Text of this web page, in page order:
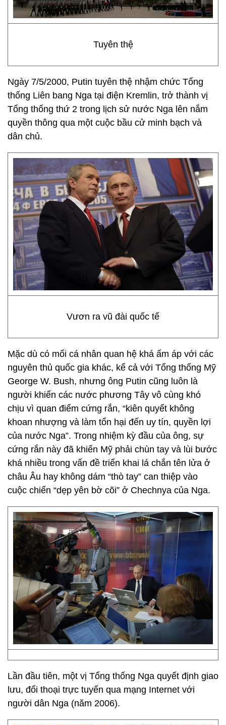
Tuyên thệ
Ngày 7/5/2000, Putin tuyên thệ nhậm chức Tổng
thống Liên bang Nga tại điện Kremlin, trở thành vị
Tổng thống thứ 2 trong lịch sử nước Nga lên nắm
quyền thông qua một cuộc bầu cử minh bạch và
dân chủ.
Vươn ra vũ đài quốc tế
Mặc dù có mối cá nhân quan hệ khá ấm áp với các
nguyên thủ quốc gia khác, kể cả với Tổng thống Mỹ
George W. Bush, nhưng ông Putin cũng luôn là
người khiến các nước phương Tây vô cùng khó
chịu vì quan điểm cứng rắn, “kiên quyết không
khoan nhượng và làm tổn hại đến uy tín, quyền lợi
của nước Nga”. Trong nhiệm kỳ đầu của ông, sự
cứng rắn này đã khiến Mỹ phải chùn tay và lùi bước
khá nhiều trong vấn đề triển khai lá chắn tên lửa ở
châu Âu hay không dám “thò tay” can thiệp vào
cuộc chiến “dẹp yên bờ cõi” ở Chechnya của Nga.
Lần đầu tiên, một vị Tổng thống Nga quyết định giao
lưu, đối thoại trực tuyến qua mạng Internet với
người dân Nga (năm 2006).